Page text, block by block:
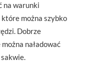
na warunki
można szybko
Dobrze
naładować